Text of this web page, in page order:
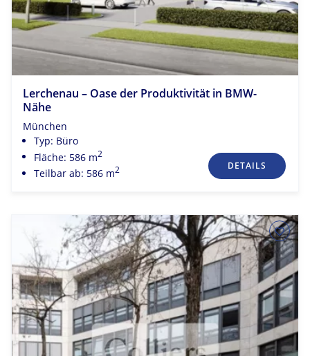
Lerchenau – Oase der Produktivität in BMW-
Nähe
München
Typ: Büro
Fläche: 586 m2
Teilbar ab: 586 m2 DETAILS